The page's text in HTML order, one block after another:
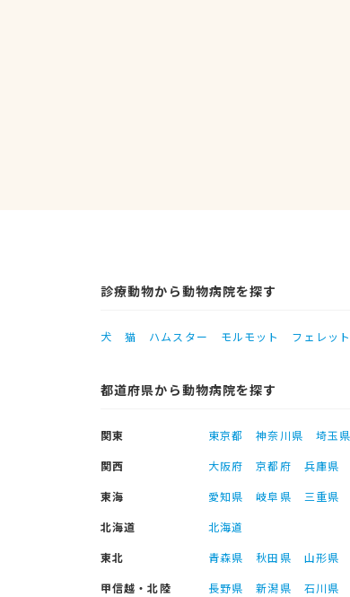
診療動物から動物病院を探す
犬 猫 ハムスター モルモット フェレット
都道府県から動物病院を探す
関東 東京都 神奈川県 埼玉県
関西
大阪府 京都府 兵庫県
東海
愛知県 岐阜県 三重県
北海道
北海道
東北
青森県 秋田県 山形県
甲信越・北陸
長野県 新潟県 石川県